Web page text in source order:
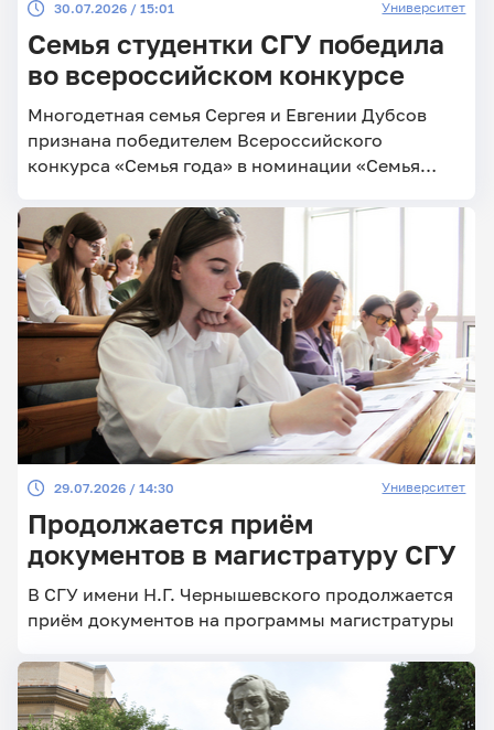
30.07.2026 / 15:01 Университет
Семья студентки СГУ победила
во всероссийском конкурсе
Многодетная семья Сергея и Евгении Дубсов
признана победителем Всероссийского
конкурса «Семья года» в номинации «Семья
29.07.2026 / 14:30 Университет
Продолжается приём
документов в магистратуру СГУ
В СГУ имени Н.Г. Чернышевского продолжается
приём документов на программы магистратуры